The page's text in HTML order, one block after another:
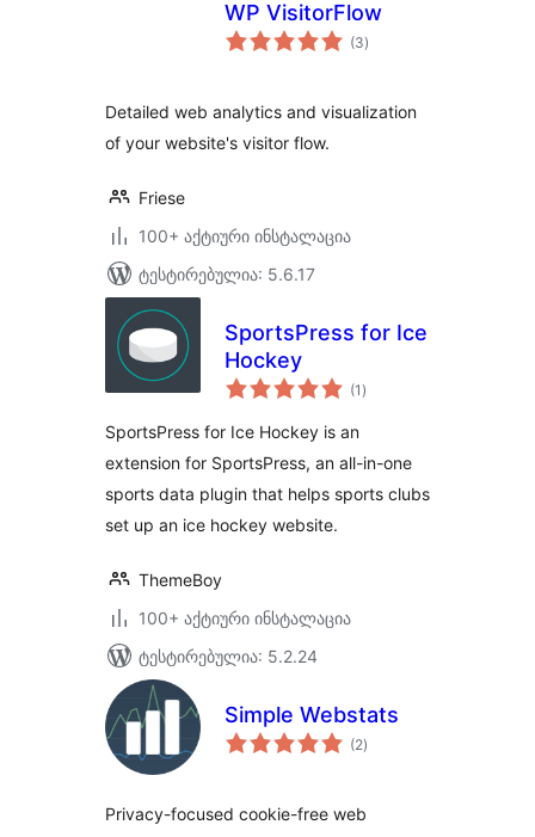
WP VisitorFlow
(3საერთო
რეიტინგი
)
Detailed web analytics and visualization
of your website's visitor flow.
Friese
100+ აქტიური ინსტალაცია
ტესტირებულია: 5.6.17
SportsPress for Ice
Hockey
(1 საერთო
რეიტინგი
)
SportsPress for Ice Hockey is an
extension for SportsPress, an all-in-one
sports data plugin that helps sports clubs
set up an ice hockey website.
ThemeBoy
100+ აქტიური ინსტალაცია
ტესტირებულია: 5.2.24
Simple Webstats
(2საერთო
რეიტინგი
)
Privacy-focused cookie-free web